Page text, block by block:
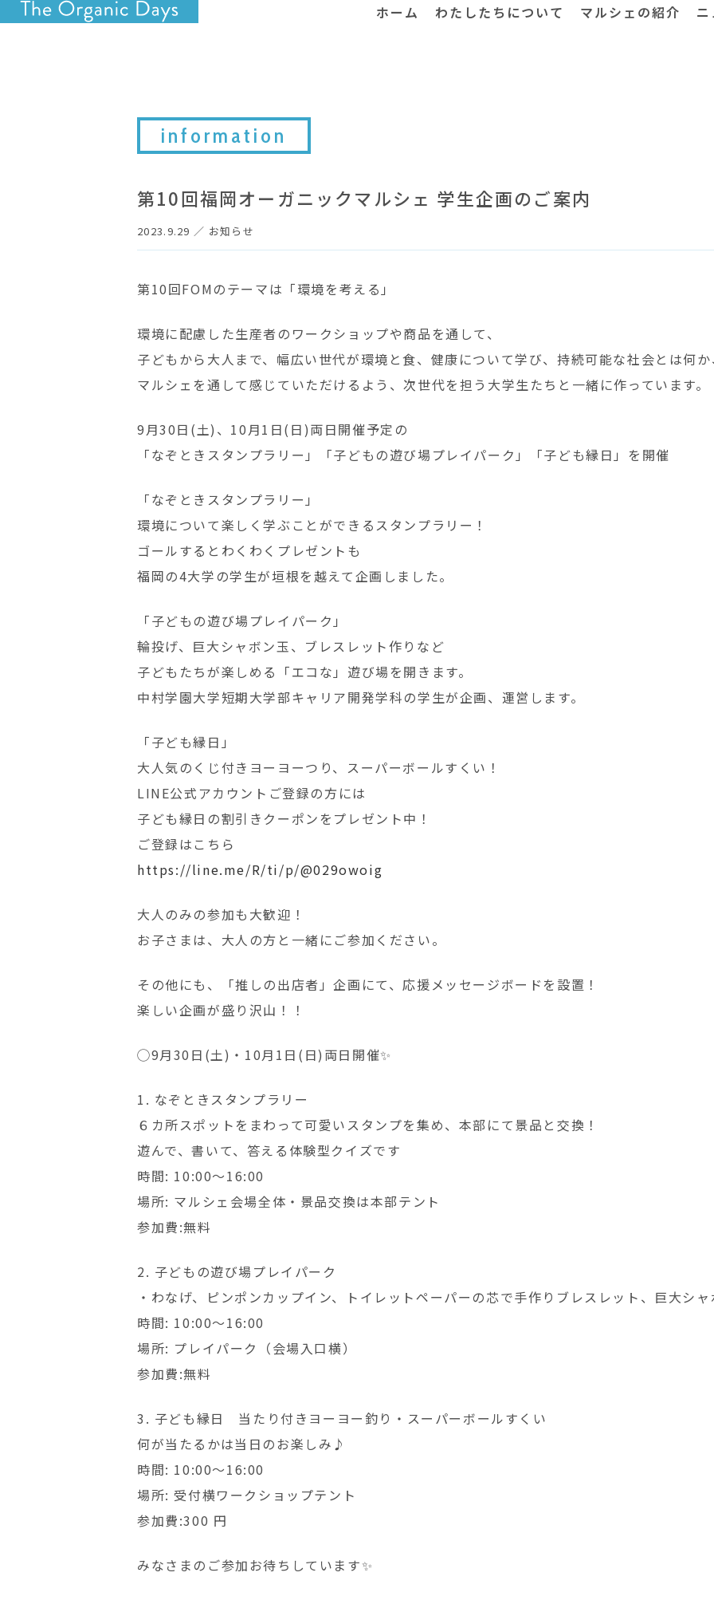
ホーム わたしたちについて マルシェの紹介
information
第10回福岡オーガニックマルシェ 学生企画のご案内
2023.9.29 ／ お知らせ
第10回FOMのテーマは「環境を考える」
環境に配慮した生産者のワークショップや商品を通して、
子どもから大人まで、幅広い世代が環境と食、健康について学び、持続可能な社会とは何
マルシェを通して感じていただけるよう、次世代を担う大学生たちと一緒に作っています。
9月30日(土)、10月1日(日)両日開催予定の
「なぞときスタンプラリー」「子どもの遊び場プレイパーク」「子ども縁日」を開催
「なぞときスタンプラリー」
環境について楽しく学ぶことができるスタンプラリー！
ゴールするとわくわくプレゼントも
福岡の4大学の学生が垣根を越えて企画しました。
「子どもの遊び場プレイパーク」
輪投げ、巨大シャボン玉、ブレスレット作りなど
子どもたちが楽しめる「エコな」遊び場を開きます。
中村学園大学短期大学部キャリア開発学科の学生が企画、運営します。
「子ども縁日」
大人気のくじ付きヨーヨーつり、スーパーボールすくい！
LINE公式アカウントご登録の方には
子ども縁日の割引きクーポンをプレゼント中！
ご登録はこちら
https://line.me/R/ti/p/@029owoig
大人のみの参加も大歓迎！
お子さまは、大人の方と一緒にご参加ください。
その他にも、「推しの出店者」企画にて、応援メッセージボードを設置！
楽しい企画が盛り沢山！！
◯9月30日(土)・10月1日(日)両日開催✨
1. なぞときスタンプラリー
６カ所スポットをまわって可愛いスタンプを集め、本部にて景品と交換！
遊んで、書いて、答える体験型クイズです
時間: 10:00〜16:00
場所: マルシェ会場全体・景品交換は本部テント
参加費:無料
2. 子どもの遊び場プレイパーク
・わなげ、ピンポンカップイン、トイレットペーパーの芯で手作りブレスレット、巨大シ
時間: 10:00〜16:00
場所: プレイパーク（会場入口横）
参加費:無料
3. 子ども縁日 当たり付きヨーヨー釣り・スーパーボールすくい
何が当たるかは当日のお楽しみ♪
時間: 10:00〜16:00
場所: 受付横ワークショップテント
参加費:300 円
みなさまのご参加お待ちしています✨